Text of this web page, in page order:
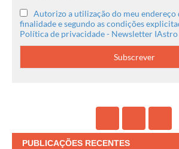
Autorizo a utilização do meu endereço
finalidade e segundo as condições
Política de privacidade - Newsletter IAstro
PUBLICAÇÕES RECENTES